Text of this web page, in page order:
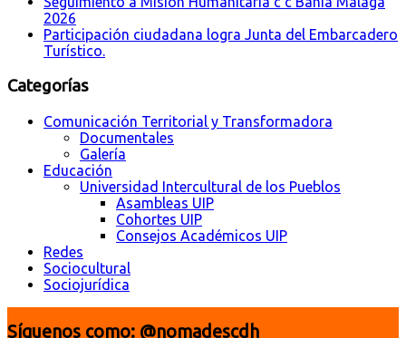
2026
Participación ciudadana logra Junta del Embarcadero
Turístico.
Categorías
Comunicación Territorial y Transformadora
Documentales
Galería
Educación
Universidad Intercultural de los Pueblos
Asambleas UIP
Cohortes UIP
Consejos Académicos UIP
Redes
Sociocultural
Sociojurídica
Síguenos como: @nomadescdh